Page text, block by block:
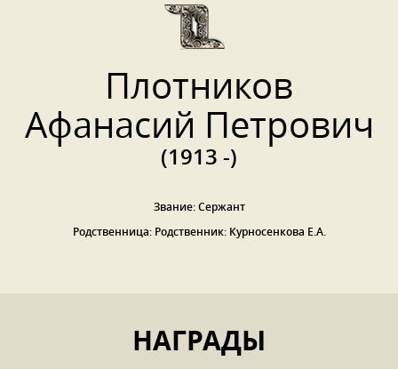
Плотников
Афанасий Петрович
(1913 -)
Звание: Сержант
Родственница: Родственник: Курносенкова Е.А.
НАГРАДЫ